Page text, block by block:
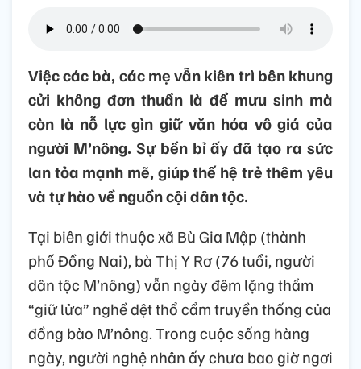
Việc các bà, các mẹ vẫn kiên trì bên khung
cửi không đơn thuần là để mưu sinh mà
còn là nỗ lực gìn giữ văn hóa vô giá của
người M’nông. Sự bền bỉ ấy đã tạo ra sức
lan tỏa mạnh mẽ, giúp thế hệ trẻ thêm yêu
và tự hào về nguồn cội dân tộc.
Tại biên giới thuộc xã Bù Gia Mập (thành
phố Đồng Nai), bà Thị Y Rơ (76 tuổi, người
dân tộc M’nông) vẫn ngày đêm lặng thầm
“giữ lửa” nghề dệt thổ cẩm truyền thống của
đồng bào M’nông. Trong cuộc sống hàng
ngày, người nghệ nhân ấy chưa bao giờ ngơi